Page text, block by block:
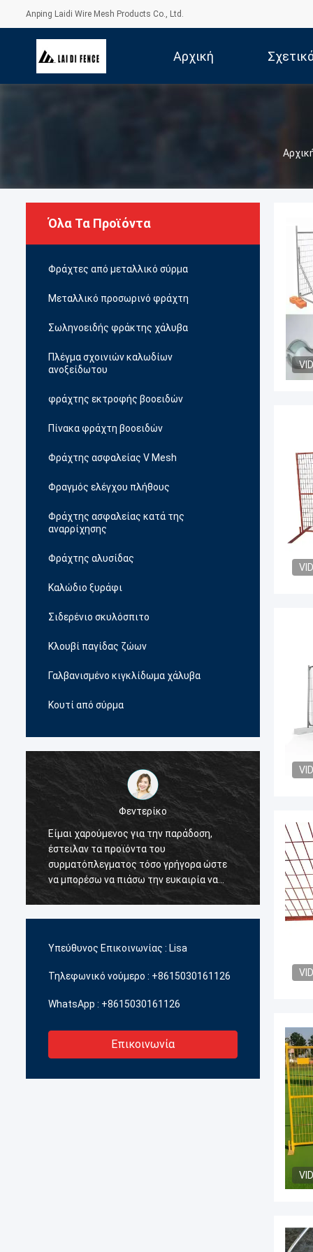
Anping Laidi Wire Mesh Products Co., Ltd.
Αρχική
Όλα Τα Προϊόντα
Φράχτες από μεταλλικό σύρμα
Μεταλλικό προσωρινό φράχτη
Σωληνοειδής φράκτης χάλυβα
Πλέγμα σχοινιών καλωδίων
ανοξείδωτου
φράχτης εκτροφής βοοειδών
Πίνακα φράχτη βοοειδών
Φράχτης ασφαλείας V Mesh
Φραγμός ελέγχου πλήθους
Φράχτης ασφαλείας κατά της
αναρρίχησης
Φράχτης αλυσίδας
Καλώδιο ξυράφι
Σιδερένιο σκυλόσπιτο
Κλουβί παγίδας ζώων
Γαλβανισμένο κιγκλίδωμα χάλυβα
Κουτί από σύρμα
Φεντερίκο
Είμαι χαρούμενος για την παράδοση,
έστειλαν τα προϊόντα του
συρματόπλεγματος τόσο γρήγορα ώστε
να μπορέσω να πιάσω την ευκαιρία να
δουλέψω με τον πελάτη μου, την ίδια
προϊόντα του συρματόπλέγματος
Ο
σύρμα
τιμή
είμαι
Υπεύθυνος Επικοινωνίας : Lisa
Τηλεφωνικό νούμερο : +8615030161126
WhatsApp : +8615030161126
Επικοινωνία